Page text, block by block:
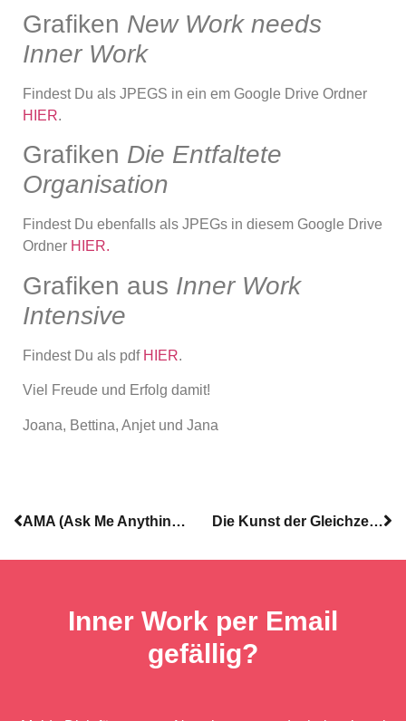
Grafiken New Work needs
Inner Work
Findest Du als JPEGS in ein em Google Drive Ordner
HIER.
Grafiken Die Entfaltete
Organisation
Findest Du ebenfalls als JPEGs in diesem Google Drive
Ordner HIER.
Grafiken aus Inner Work
Intensive
Findest Du als pdf HIER.
Viel Freude und Erfolg damit!
Joana, Bettina, Anjet und Jana
AMA (Ask Me Anything): Eure Fragen, unsere Antworten Die Kunst der Gleichzeitigkeit
Inner Work per Email
gefällig?